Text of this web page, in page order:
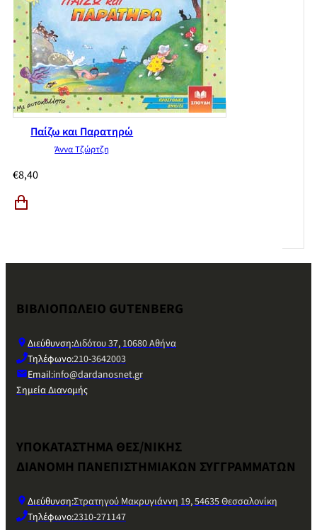
Παίζω και Παρατηρώ
Άννα Τζώρτζη
€8,40
ΒΙΒΛΙΟΠΩΛΕΙΟ GUTENBERG
Διεύθυνση:Διδότου 37, 10680 Αθήνα
Τηλέφωνο:210-3642003
Email:info@dardanosnet.gr
Σημεία Διανομής
ΥΠΟΚΑΤΑΣΤΗΜΑ ΘΕΣ/ΝΙΚΗΣ
ΔΙΑΝΟΜΗ ΠΑΝΕΠΙΣΤΗΜΙΑΚΩΝ ΣΥΓΓΡΑΜΜΑΤΩΝ
Διεύθυνση:Στρατηγού Μακρυγιάννη 19, 54635 Θεσσαλονίκη
Τηλέφωνο:2310-271147